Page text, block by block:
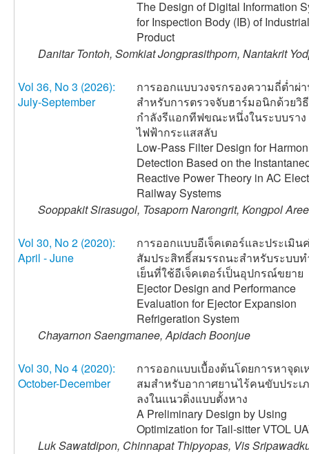
The Design of Digital Information
for Inspection Body (IB) of Industrial
Product
Danitar Tontoh, Somkiat Jongprasithporn, Nantakrit
Vol 36, No 3 (2026):
July-September
การออกแบบวงจรกรองความถี่ต่ำผ่
สำหรับการตรวจจับฮาร์มอนิกด้วยวิ
กำลังรีแอกทีฟขณะหนึ่งในระบบราง
ไฟฟ้ากระแสสลับ
Low-Pass Filter Design for
Detection Based on the
Reactive Power Theory in AC
Railway Systems
Sooppakit Sirasugol, Tosaporn Narongrit, Kongpol
Vol 30, No 2 (2020):
April - June
การออกแบบอีเจ็คเตอร์และประเมิน
สัมประสิทธิ์สมรรถนะสำหรับระบบ
เย็นที่ใช้อีเจ็คเตอร์เป็นอุปกรณ์ขยาย
Ejector Design and Performance
Evaluation for Ejector Expansion
Refrigeration System
Chayarnon Saengmanee, Apidach Boonjue
Vol 30, No 4 (2020):
October-December
การออกแบบเบื้องต้นโดยการหาจุดเ
สมสำหรับอากาศยานไร้คนขับประเ
ลงในแนวดิ่งแบบตั้งหาง
A Preliminary Design by Using
Optimization for Tail-sitter VTOL
Luk Sawatdipon, Chinnapat Thipyopas, Vis